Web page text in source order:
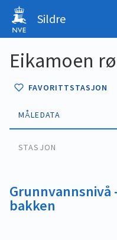
Sildre
Eikamoen
FAVORITTSTASJON
MÅLEDATA
STASJON
Grunnvannsnivå
bakken